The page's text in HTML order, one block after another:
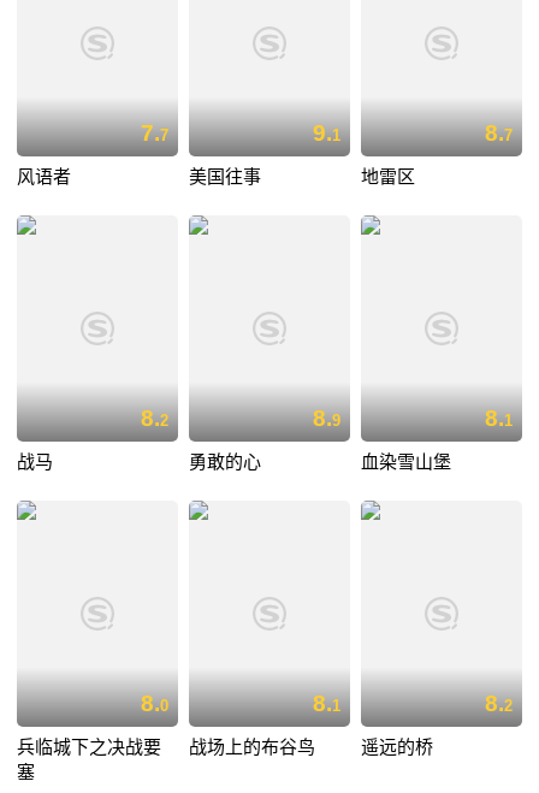
7.7
风语者
9.1
美国往事
8.7
地雷区
8.2
战马
8.9
勇敢的心
8.1
血染雪山堡
8.0
兵临城下之决战要
塞
8.1
战场上的布谷鸟
8.2
遥远的桥